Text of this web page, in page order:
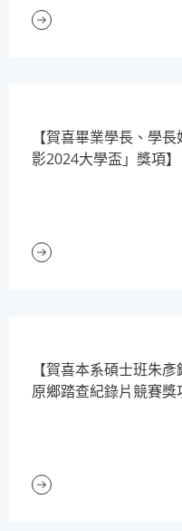
【賀喜畢業學長、學
影2024大學盃」獎項】
【賀喜本系碩士班朱
原鄉踏查紀錄片競賽獎